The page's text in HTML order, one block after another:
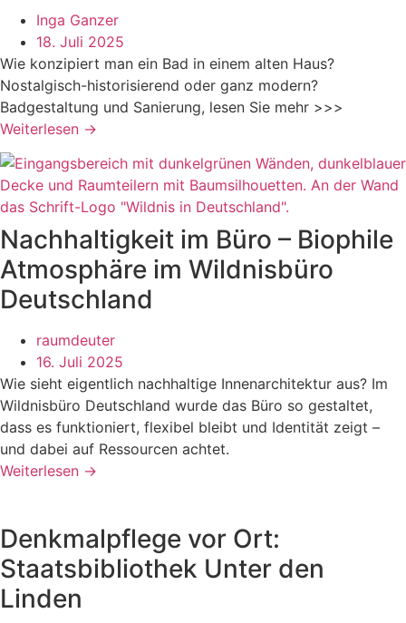
Inga Ganzer
18. Juli 2025
Wie konzipiert man ein Bad in einem alten Haus?
Nostalgisch-historisierend oder ganz modern?
Badgestaltung und Sanierung, lesen Sie mehr >>>
Weiterlesen →
Nachhaltigkeit im Büro – Biophile
Atmosphäre im Wildnisbüro
Deutschland
raumdeuter
16. Juli 2025
Wie sieht eigentlich nachhaltige Innenarchitektur aus? Im
Wildnisbüro Deutschland wurde das Büro so gestaltet,
dass es funktioniert, flexibel bleibt und Identität zeigt –
und dabei auf Ressourcen achtet.
Weiterlesen →
Denkmalpflege vor Ort:
Staatsbibliothek Unter den
Linden